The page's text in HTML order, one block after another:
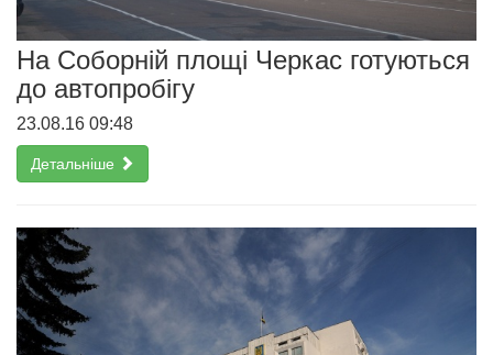
На Соборній площі Черкас готуються
до автопробігу
23.08.16 09:48
Детальніше